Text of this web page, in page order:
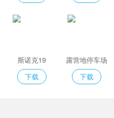
斯诺克19
下载
露营地停车场
下载